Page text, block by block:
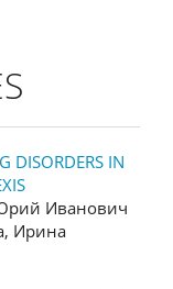
DISORDERS IN
Иванович
Ирина